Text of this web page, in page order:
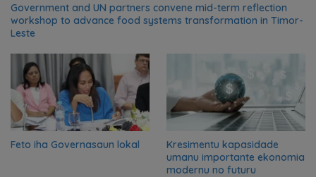
Government and UN partners convene mid-term reflection
workshop to advance food systems transformation in Timor-
Leste
Feto iha Governasaun lokal
Kresimentu kapasidade
umanu importante ekonomia
modernu no futuru